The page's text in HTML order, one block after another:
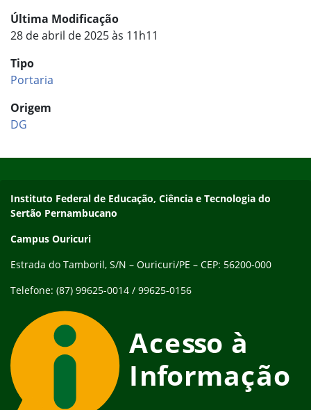
Última Modificação
28 de abril de 2025 às 11h11
Tipo
Portaria
Origem
DG
Endereço
Instituto Federal de Educação, Ciência e Tecnologia do
Sertão Pernambucano
Campus Ouricuri
Estrada do Tamboril, S/N – Ouricuri/PE – CEP: 56200-000
Telefone: (87) 99625-0014 / 99625-0156